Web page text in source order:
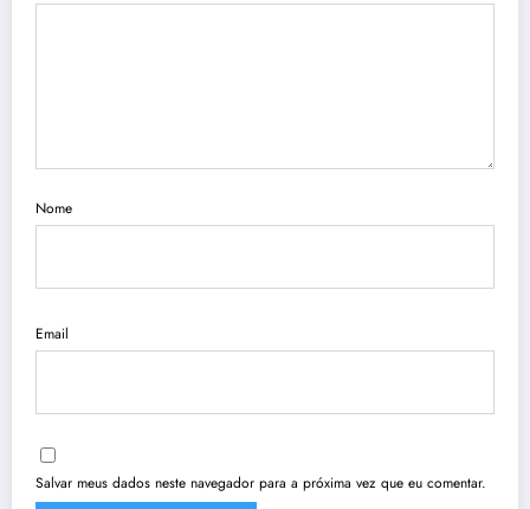
Nome
Email
Salvar meus dados neste navegador para a próxima vez que eu comentar.